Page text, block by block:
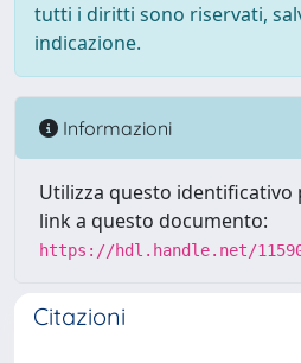
tutti i diritti sono riservati,
indicazione.
Informazioni
Utilizza questo identificativo
link a questo documento:
https://hdl.handle.net/
Citazioni